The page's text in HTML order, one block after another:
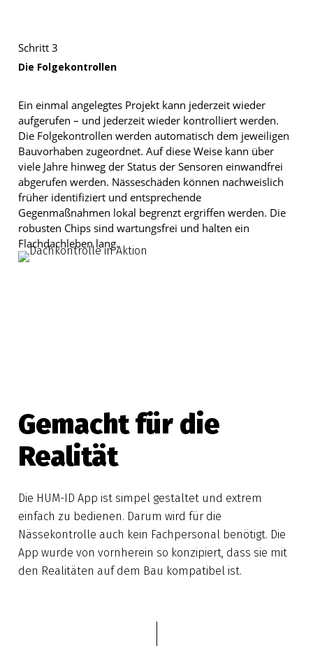
Schritt 3
Die Folgekontrollen
Ein einmal angelegtes Projekt kann jederzeit wieder
aufgerufen – und jederzeit wieder kontrolliert werden.
Die Folgekontrollen werden automatisch dem jeweiligen
Bauvorhaben zugeordnet. Auf diese Weise kann über
viele Jahre hinweg der Status der Sensoren einwandfrei
abgerufen werden. Nässeschäden können nachweislich
früher identifiziert und entsprechende
Gegenmaßnahmen lokal begrenzt ergriffen werden. Die
robusten Chips sind wartungsfrei und halten ein
Flachdachleben lang.
Gemacht für die
Realität
Die HUM-ID App ist simpel gestaltet und extrem
einfach zu bedienen. Darum wird für die
Nässekontrolle auch kein Fachpersonal benötigt. Die
App wurde von vornherein so konzipiert, dass sie mit
den Realitäten auf dem Bau kompatibel ist.